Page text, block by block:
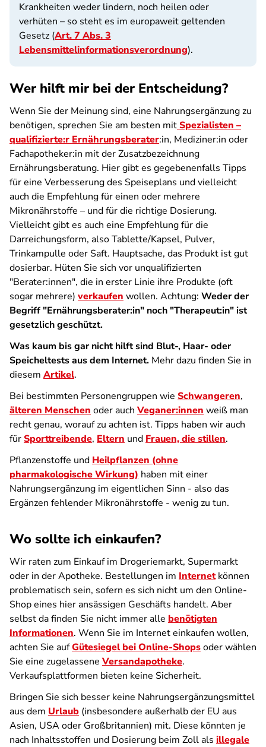
Krankheiten weder lindern, noch heilen oder
verhüten – so steht es im europaweit geltenden
Gesetz (Art. 7 Abs. 3
Lebensmittelinformationsverordnung).
Wer hilft mir bei der Entscheidung?
Wenn Sie der Meinung sind, eine Nahrungsergänzung zu
benötigen, sprechen Sie am besten mitSpezialisten –
qualifizierte:r Ernährungsberater:in, Mediziner:in oder
Fachapotheker:in mit der Zusatzbezeichnung
Ernährungsberatung. Hier gibt es gegebenenfalls Tipps
für eine Verbesserung des Speiseplans und vielleicht
auch die Empfehlung für einen oder mehrere
Mikronährstoffe – und für die richtige Dosierung.
Vielleicht gibt es auch eine Empfehlung für die
Darreichungsform, also Tablette/Kapsel, Pulver,
Trinkampulle oder Saft. Hauptsache, das Produkt ist gut
dosierbar. Hüten Sie sich vor unqualifizierten
"Berater:innen", die in erster Linie ihre Produkte (oft
sogar mehrere) verkaufen wollen. Achtung: Weder der
Begriff "Ernährungsberater:in" noch "Therapeut:in" ist
gesetzlich geschützt.
Was kaum bis gar nicht hilft sind Blut-, Haar- oder
Speicheltests aus dem Internet. Mehr dazu finden Sie in
diesem Artikel.
Bei bestimmten Personengruppen wie Schwangeren,
älteren Menschen oder auch Veganer:innen weiß man
recht genau, worauf zu achten ist. Tipps haben wir auch
fürSporttreibende, Eltern und Frauen, die stillen.
Pflanzenstoffe und Heilpflanzen (ohne
pharmakologische Wirkung) haben mit einer
Nahrungsergänzung im eigentlichen Sinn - also das
Ergänzen fehlender Mikronährstoffe - wenig zu tun.
Wo sollte ich einkaufen?
Wir raten zum Einkauf im Drogeriemarkt, Supermarkt
oder in der Apotheke. Bestellungen im Internetkönnen
problematisch sein, sofern es sich nicht um den Online-
Shop eines hier ansässigen Geschäfts handelt. Aber
selbst da finden Sie nicht immer alle benötigten
Informationen. Wenn Sie im Internet einkaufen wollen,
achten Sie aufGütesiegel bei Online-Shopsoder wählen
Sie eine zugelassene Versandapotheke.
Verkaufsplattformen bieten keine Sicherheit.
Bringen Sie sich besser keine Nahrungsergänzungsmittel
aus dem Urlaub (insbesondere außerhalb der EU aus
Asien, USA oder Großbritannien) mit. Diese könnten je
nach Inhaltsstoffen und Dosierung beim Zoll als illegale